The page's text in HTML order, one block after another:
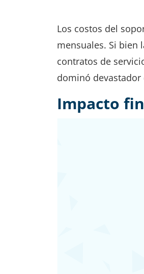
Los costos del
mensuales. Si bien
contratos de
dominó
Impacto